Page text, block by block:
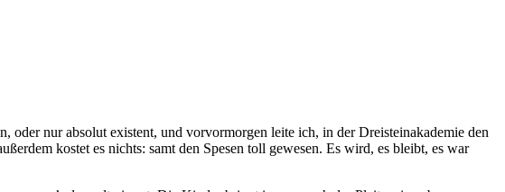
oder nur absolut existent, und vorvormorgen leite ich, in der Dreisteinakademie den
kostet es nichts: samt den Spesen toll gewesen. Es wird, es bleibt, es war